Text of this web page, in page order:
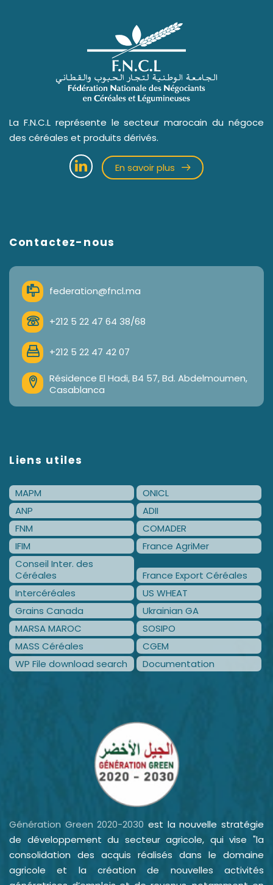
La F.N.C.L représente le secteur marocain du négoce
des céréales et produits dérivés.
En savoir plus
Contactez-nous
federation@fncl.ma
+212 5 22 47 64 38/68
+212 5 22 47 42 07
Résidence El Hadi, B4 57, Bd. Abdelmoumen,
Casablanca
Liens utiles
MAPM
ONICL
ANP
ADII
FNM
COMADER
IFIM
France AgriMer
Conseil Inter. des
Céréales
France Export Céréales
Intercéréales
US WHEAT
Grains Canada
Ukrainian GA
MARSA MAROC
SOSIPO
MASS Céréales
CGEM
WP File download search
Documentation
Génération Green 2020-2030 est la nouvelle stratégie
de développement du secteur agricole, qui vise "la
consolidation des acquis réalisés dans le domaine
agricole et la création de nouvelles activités